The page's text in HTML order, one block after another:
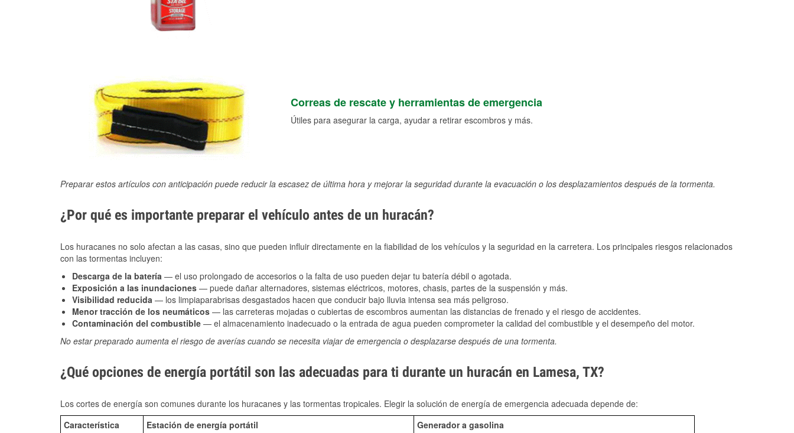
Correas de rescate y herramientas de emergencia
Útiles para asegurar la carga, ayudar a retirar escombros y más.
Preparar estos artículos con anticipación puede reducir la escasez de última hora y mejorar la seguridad durante la evacuación o los desplazamientos después de la tormenta.
¿Por qué es importante preparar el vehículo antes de un huracán?
Los huracanes no solo afectan a las casas, sino que pueden influir directamente en la fiabilidad de los vehículos y la seguridad en la carretera. Los principales riesgos relacionados
con las tormentas incluyen:
Descarga de la batería — el uso prolongado de accesorios o la falta de uso pueden dejar tu batería débil o agotada.
Exposición a las inundaciones — puede dañar alternadores, sistemas eléctricos, motores, chasis, partes de la suspensión y más.
Visibilidad reducida — los limpiaparabrisas desgastados hacen que conducir bajo lluvia intensa sea más peligroso.
Menor tracción de los neumáticos — las carreteras mojadas o cubiertas de escombros aumentan las distancias de frenado y el riesgo de accidentes.
Contaminación del combustible — el almacenamiento inadecuado o la entrada de agua pueden comprometer la calidad del combustible y el desempeño del motor.
No estar preparado aumenta el riesgo de averías cuando se necesita viajar de emergencia o desplazarse después de una tormenta.
¿Qué opciones de energía portátil son las adecuadas para ti durante un huracán en Lamesa, TX?
Los cortes de energía son comunes durante los huracanes y las tormentas tropicales. Elegir la solución de energía de emergencia adecuada depende de:
Característica
Estación de energía portátil Generador a gasolina